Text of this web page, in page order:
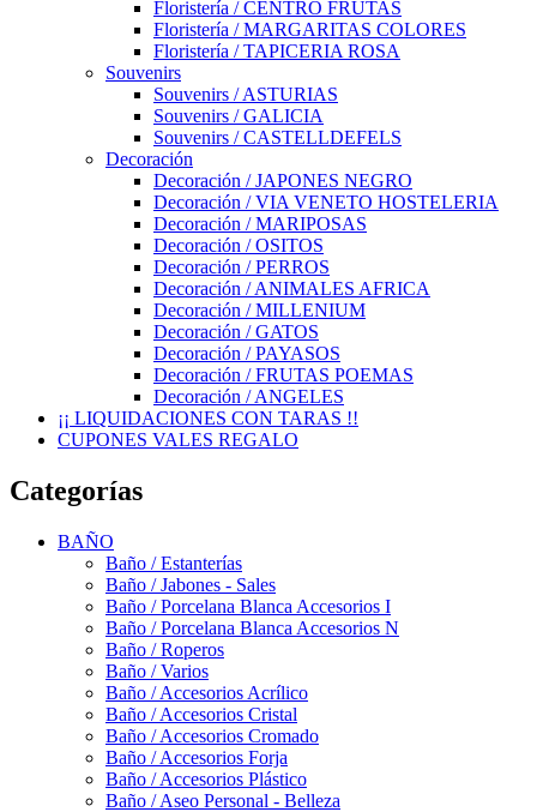
Floristería / CENTRO FRUTAS
Floristería / MARGARITAS COLORES
Floristería / TAPICERIA ROSA
Souvenirs
Souvenirs / ASTURIAS
Souvenirs / GALICIA
Souvenirs / CASTELLDEFELS
Decoración
Decoración / JAPONES NEGRO
Decoración / VIA VENETO HOSTELERIA
Decoración / MARIPOSAS
Decoración / OSITOS
Decoración / PERROS
Decoración / ANIMALES AFRICA
Decoración / MILLENIUM
Decoración / GATOS
Decoración / PAYASOS
Decoración / FRUTAS POEMAS
Decoración / ANGELES
¡¡ LIQUIDACIONES CON TARAS !!
CUPONES VALES REGALO
Categorías
BAÑO
Baño / Estanterías
Baño / Jabones - Sales
Baño / Porcelana Blanca Accesorios I
Baño / Porcelana Blanca Accesorios N
Baño / Roperos
Baño / Varios
Baño / Accesorios Acrílico
Baño / Accesorios Cristal
Baño / Accesorios Cromado
Baño / Accesorios Forja
Baño / Accesorios Plástico
Baño / Aseo Personal - Belleza